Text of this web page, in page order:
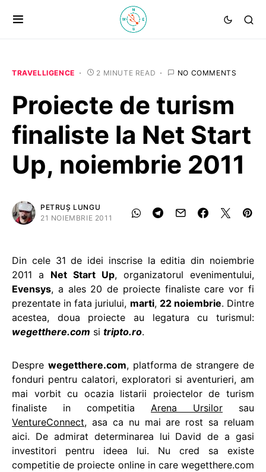
TRAVELLIGENCE 2 MINUTE READ NO COMMENTS
Proiecte de turism
finaliste la Net Start
Up, noiembrie 2011
PETRUȘ LUNGU
21 NOIEMBRIE 2011
Din cele 31 de idei inscrise la editia din noiembrie
2011 a Net Start Up, organizatorul evenimentului,
Evensys, a ales 20 de proiecte finaliste care vor fi
prezentate in fata juriului, marti, 22 noiembrie. Dintre
acestea, doua proiecte au legatura cu turismul:
wegetthere.com si tripto.ro.
Despre wegetthere.com, platforma de strangere de
fonduri pentru calatori, exploratori si aventurieri, am
mai vorbit cu ocazia listarii proiectelor de turism
finaliste in competitia Arena Ursilor sau
VentureConnect, asa ca nu mai are rost sa reluam
aici. De admirat determinarea lui David de a gasi
investitori pentru ideea lui. Nu cred sa existe
competitie de proiecte online in care wegetthere.com